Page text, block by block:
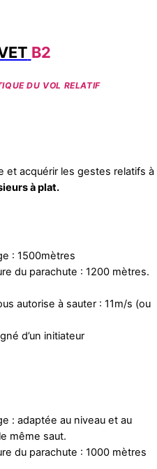
B2
DU VOL RELATIF
et acquérir les gestes relatifs à
à plat.
: 1500mètres
du parachute : 1200 mètres.
autorise à sauter : 11m/s (ou
d’un initiateur
: adaptée au niveau et au
même saut.
du parachute : 1000 mètres